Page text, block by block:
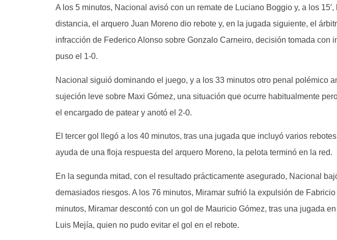
A los 5 minutos, Nacional avisó con un remate de Luciano Boggio y, a los
distancia, el arquero Juan Moreno dio rebote y, en la jugada siguiente, el
infracción de Federico Alonso sobre Gonzalo Carneiro, decisión tomada con
puso el 1-0.
Nacional siguió dominando el juego, y a los 33 minutos otro penal polémico
sujeción leve sobre Maxi Gómez, una situación que ocurre habitualmente
el encargado de patear y anotó el 2-0.
El tercer gol llegó a los 40 minutos, tras una jugada que incluyó varios
ayuda de una floja respuesta del arquero Moreno, la pelota terminó en la red.
En la segunda mitad, con el resultado prácticamente asegurado, Nacional
demasiados riesgos. A los 76 minutos, Miramar sufrió la expulsión de
minutos, Miramar descontó con un gol de Mauricio Gómez, tras una jugada
Luis Mejía, quien no pudo evitar el gol en el rebote.